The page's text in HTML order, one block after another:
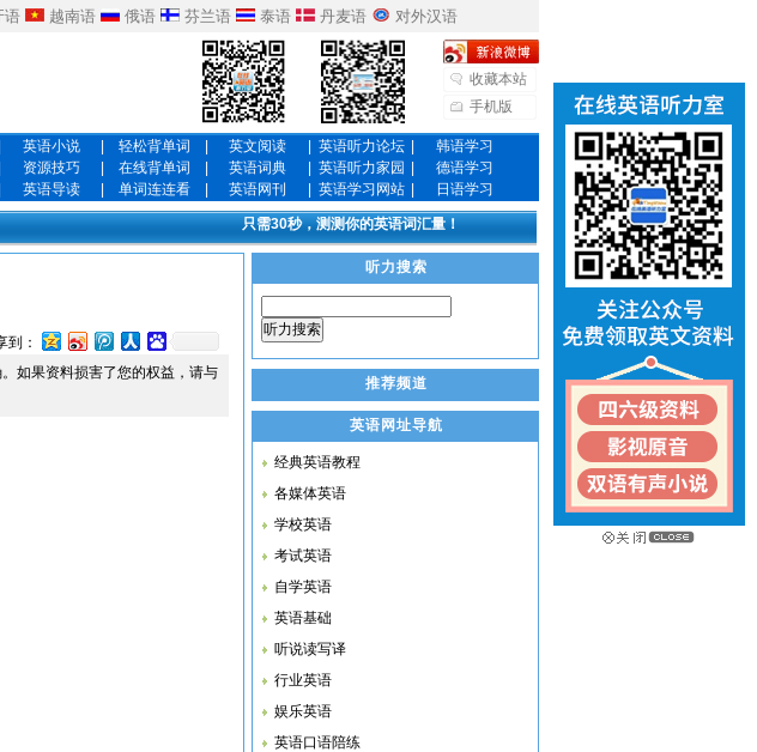
语 越南语 俄语 芬兰语 泰语 丹麦语 对外汉语
收藏本站
手机版
英语小说 轻松背单词 英文阅读 英语听力论坛
韩语学习
资源技巧 在线背单词 英语词典 英语听力家园
德语学习
英语导读 单词连连看 英语网刊 英语学习网站 日语学习
只需30秒，测测你的英语词汇量！
到：
如果资料损害了您的权益，请与
听力搜索
听力搜索
推荐频道
英语网址导航
经典英语教程
各媒体英语
学校英语
考试英语
自学英语
英语基础
听说读写译
行业英语
娱乐英语
英语口语陪练